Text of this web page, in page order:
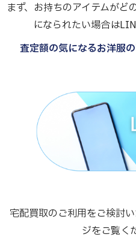
まず、お持ちのアイテムがど
になられたい場合は
査定額の気になるお洋服
宅配買取のご利用をご検討
ジをご覧く